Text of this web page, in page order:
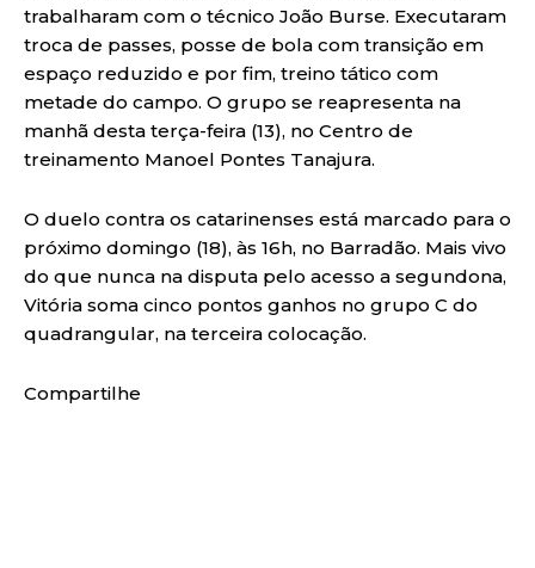
trabalharam com o técnico João Burse. Executaram
troca de passes, posse de bola com transição em
espaço reduzido e por fim, treino tático com
metade do campo. O grupo se reapresenta na
manhã desta terça-feira (13), no Centro de
treinamento Manoel Pontes Tanajura.
O duelo contra os catarinenses está marcado para o
próximo domingo (18), às 16h, no Barradão. Mais vivo
do que nunca na disputa pelo acesso a segundona,
Vitória soma cinco pontos ganhos no grupo C do
quadrangular, na terceira colocação.
Compartilhe